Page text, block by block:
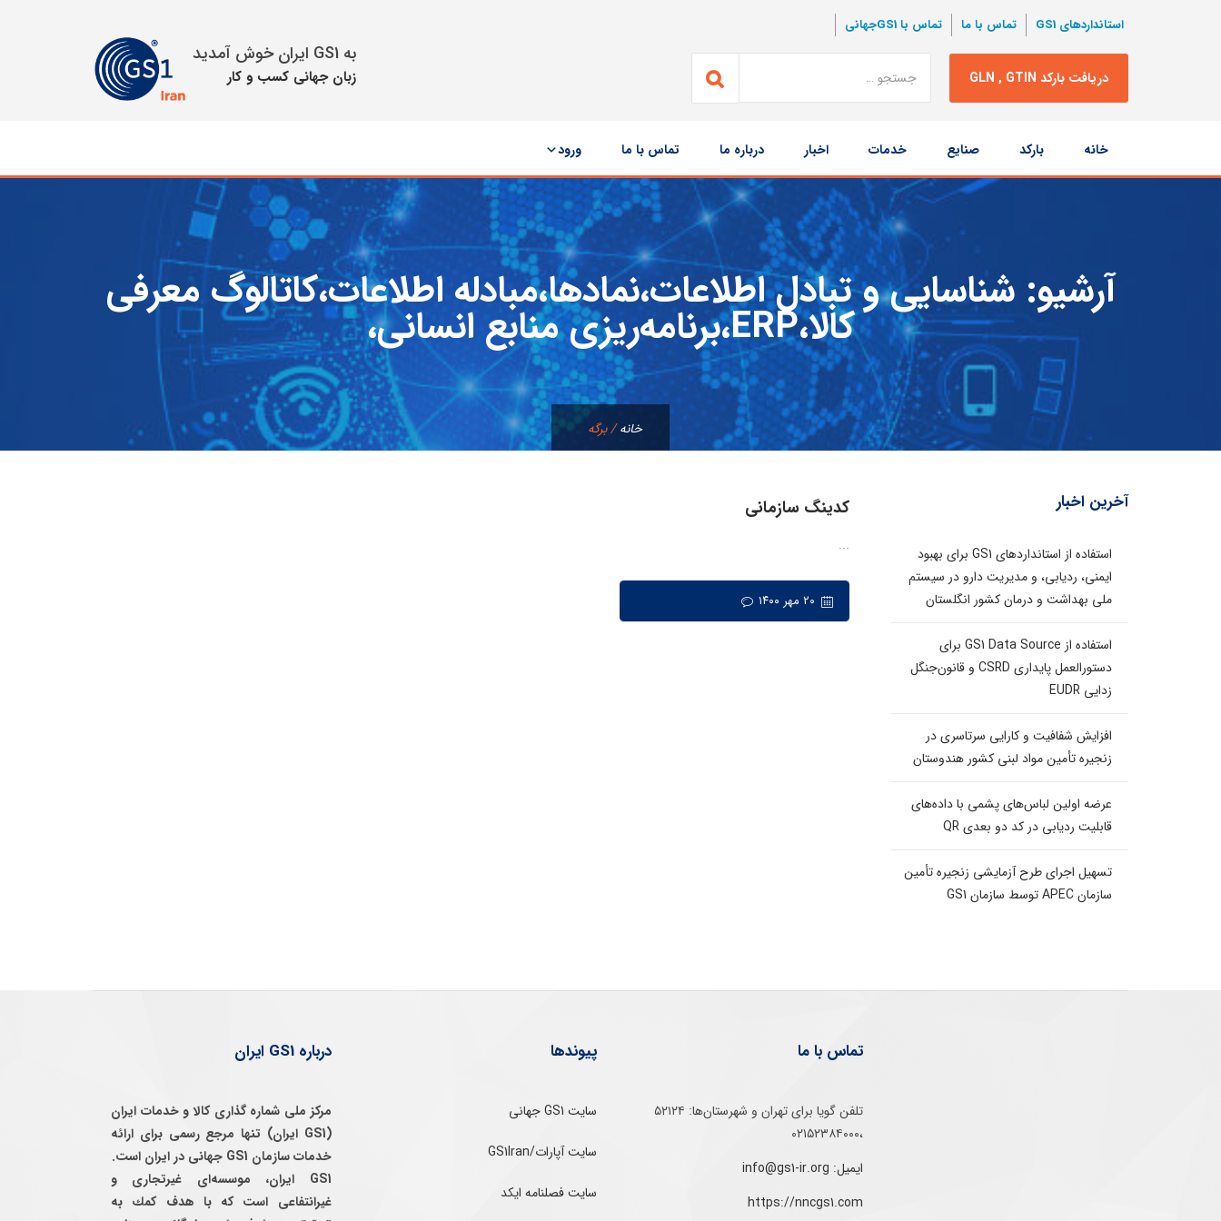
به GS1 ایران خوش آمدید
زبان جهانی كسب و كار
استانداردهای GS1 تماس با ما تماس با GS1جهانی
دریافت بارکد GLN , GTIN
نتبجه
جستجو
محتوا
خانه بارکد صنایع خدمات اخبار درباره ما تماس با ما ورود
آرشیو:شناسایی و تبادل اطلاعات،نمادها،مبادله اطلاعات،کاتالوگ معرفی
کالا،ERP،برنامه‌ریزی منابع انسانی،
خانه/برگه
کدینگ سازمانی
...
آخرین اخبار
استفاده از استانداردهای GS1 برای بهبود
ایمنی، ردیابی، و مدیریت دارو در سیستم
ملی بهداشت و درمان کشور انگلستان
استفاده از GS1 Data Source برای
دستورالعمل پایداری CSRD و قانون‌جنگل
زدایی EUDR
افزایش شفافیت و کارایی سرتاسری در
زنجیره تأمین مواد لبنی کشور هندوستان
عرضه اولین لباس‌های پشمی با داده‌های
قابلیت ردیابی در کد دو بعدی QR
تسهیل اجرای طرح آزمایشی زنجیره تأمین
سازمان APEC توسط سازمان GS1
درباره GS1 ایران
مرکز ملی شماره گذاری کالا و خدمات ایران
(GS1 ایران) تنها مرجع رسمی برای ارائه
خدمات سازمان GS1 جهانی در ایران است.
GS1 ایران، موسسه‌ای غيرتجاری و
غيرانتفاعی است كه با هدف كمك به
پیوندها
سایت GS1 جهانی
سایت آپارات/GS1Iran
سایت فصلنامه ایکد
تماس با ما
تلفن‌ گویا برای‌ تهران‌‌ و‌ شهرستان‌ها:‌ ۵۲۱۲۴
،۰۲۱۵۲۳۸۴۰۰۰
ایمیل: info@gs1-ir.org
https://nncgs1.com